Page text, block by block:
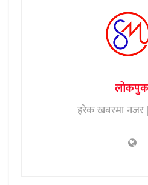
हरेक खबरमा नजर